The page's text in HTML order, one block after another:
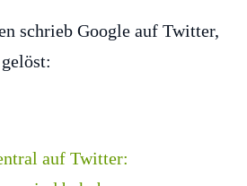
schrieb Google auf Twitter,